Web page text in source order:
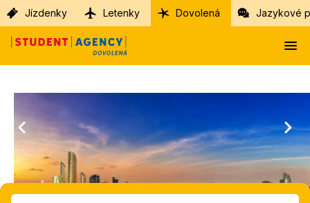
Jízdenky Letenky Dovolená Jazykové